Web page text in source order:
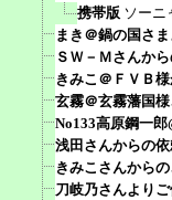
携帯版 ソーニ
まき＠鍋の国さ
ＳＷ－Ｍさんか
きみこ＠ＦＶＢ
玄霧＠玄霧藩国
No133高原鋼一
浅田さんからの
きみこさんから
刀岐乃さんよりご